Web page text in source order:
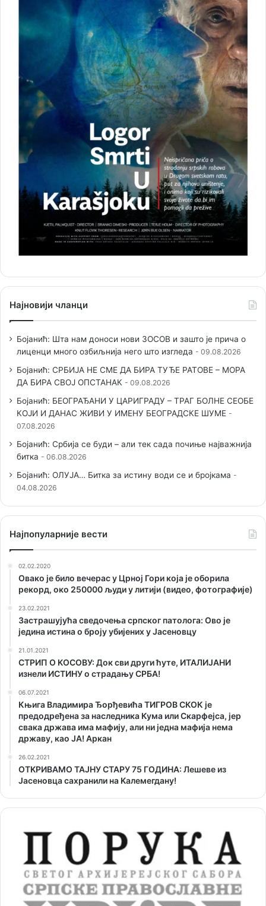
Најновији чланци
Бојанић: Шта нам доноси нови ЗОСОВ и зашто је прича о
лиценци много озбиљнија него што изгледа
09.08.2026
Бојанић: СРБИЈА НЕ СМЕ ДА БИРА ТУЂЕ РАТОВЕ – МОРА
ДА БИРА СВОЈ ОПСТАНАК
09.08.2026
Бојанић: БЕОГРАЂАНИ У ЦАРИГРАДУ – ТРАГ БОЛНЕ СЕОБЕ
КОЈИ И ДАНАС ЖИВИ У ИМЕНУ БЕОГРАДСКЕ ШУМЕ
07.08.2026
Бојанић: Србија се буди – али тек сада почиње најважнија
битка
06.08.2026
Бојанић: ОЛУЈА… Битка за истину води се и бројкама
04.08.2026
Наjпопуларније вести
02.02.2020
Овако је било вечерас у Црној Гори која је оборила
рекорд, око 250000 људи у литији (видео, фотографије)
23.02.2021
Застрашујућа сведочења српског патолога: Ово је
једина истина о броју убијених у Јасеновцу
21.01.2021
СТРИП О KОСОВУ: Док сви други ћуте, ИТАЛИЈАНИ
изнели ИСТИНУ о страдању СРБА!
06.07.2021
Књига Владимира Ђорђевића ТИГРОВ СКОК је
предодређена за наследника Кума или Скарфејса, јер
свака држава има мафију, али ни једна мафија нема
државу, као ЈА! Аркан
26.02.2021
ОТKРИВАМО ТАЈНУ СТАРУ 75 ГОДИНА: Лешеве из
Јасеновца сахранили на Kалемегдану!